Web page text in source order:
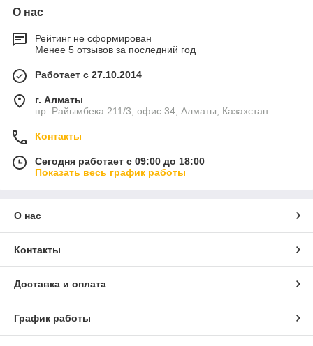
О нас
Рейтинг не сформирован
Менее 5 отзывов за последний год
Работает с 27.10.2014
г. Алматы
пр. Райымбека 211/3, офис 34, Алматы, Казахстан
Контакты
Сегодня работает с 09:00 до 18:00
Показать весь график работы
О нас
Контакты
Доставка и оплата
График работы